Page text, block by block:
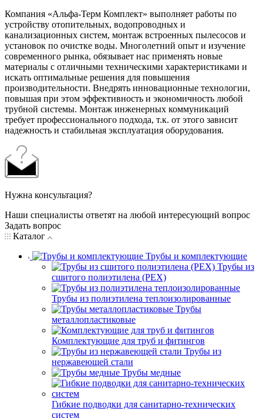
Компания «Альфа-Терм Комплект» выполняет работы по
устройству отопительных, водопроводных и
канализационных систем, монтаж встроенных пылесосов и
установок по очистке воды. Многолетний опыт и изучение
современного рынка, обязывает нас применять новые
материалы с отличными техническими характеристиками и
искать оптимальные решения для повышения
производительности. Внедрять инновационные технологии,
повышая при этом эффективность и экономичность любой
трубной системы. Монтаж инженерных коммуникаций
требует профессионального подхода, т.к. от этого зависит
надежность и стабильная эксплуатация оборудования.
Нужна консультация?
Наши специалисты ответят на любой интересующий вопрос
Задать вопрос
Каталог
Трубы и комплектующие
Трубы из
сшитого полиэтилена (PEX)
Трубы из полиэтилена теплоизолированные
Трубы
металлопластиковые
Комплектующие для труб и фитингов
Трубы из
нержавеющей стали
Трубы медные
Гибкие подводки для санитарно-технических
систем